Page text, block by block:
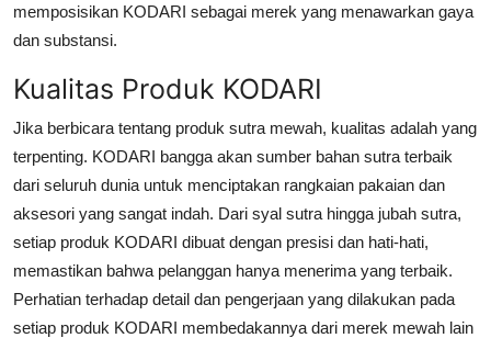
Real Estate
Top 10
How To
Support Number
memposisikan KODARI sebagai merek yang menawarkan gaya
dan substansi.
Kualitas Produk KODARI
Jika berbicara tentang produk sutra mewah, kualitas adalah yang
terpenting. KODARI bangga akan sumber bahan sutra terbaik
dari seluruh dunia untuk menciptakan rangkaian pakaian dan
aksesori yang sangat indah. Dari syal sutra hingga jubah sutra,
setiap produk KODARI dibuat dengan presisi dan hati-hati,
memastikan bahwa pelanggan hanya menerima yang terbaik.
Perhatian terhadap detail dan pengerjaan yang dilakukan pada
setiap produk KODARI membedakannya dari merek mewah lain